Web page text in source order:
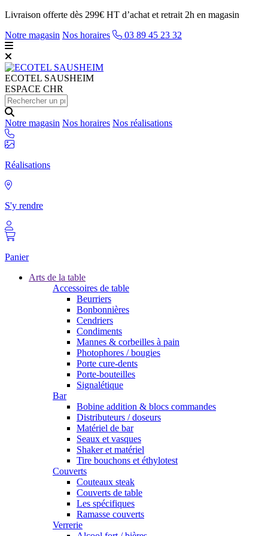
Livraison offerte dès 299€ HT d’achat et retrait 2h en magasin
Notre magasin Nos horaires 03 89 45 23 32
ECOTEL SAUSHEIM
ESPACE CHR
Notre magasin Nos horaires Nos réalisations
Réalisations
S'y rendre
Panier
Arts de la table
Accessoires de table
Beurriers
Bonbonnières
Cendriers
Condiments
Mannes & corbeilles à pain
Photophores / bougies
Porte cure-dents
Porte-bouteilles
Signalétique
Bar
Bobine addition & blocs commandes
Distributeurs / doseurs
Matériel de bar
Seaux et vasques
Shaker et matériel
Tire bouchons et éthylotest
Couverts
Couteaux steak
Couverts de table
Les spécifiques
Ramasse couverts
Verrerie